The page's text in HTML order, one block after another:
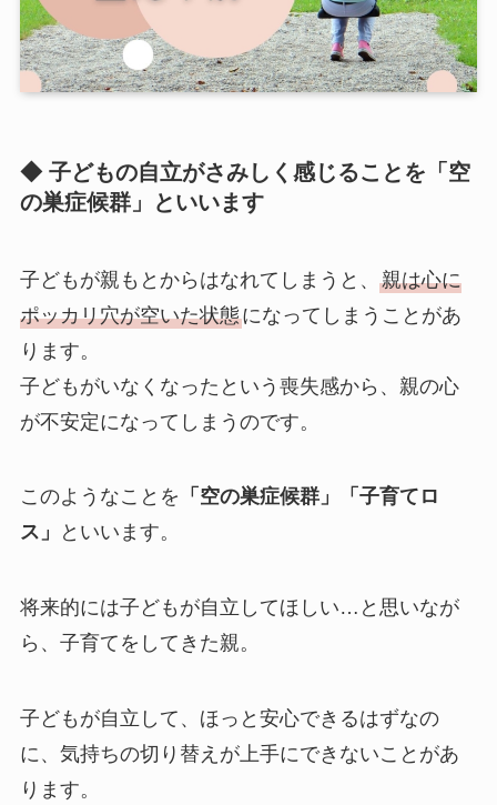
◆ 子どもの自立がさみしく感じることを「空
の巣症候群」といいます
子どもが親もとからはなれてしまうと、 親は心に
ポッカリ穴が空いた状態になってしまうことがあ
ります。
子どもがいなくなったという喪失感から、親の心
が不安定になってしまうのです。
このようなことを 「空の巣症候群」「子育てロ
ス」
といいます。
将来的には子どもが自立してほしい…と思いなが
ら、子育てをしてきた親。
子どもが自立して、ほっと安心できるはずなの
に、気持ちの切り替えが上手にできないことがあ
ります。